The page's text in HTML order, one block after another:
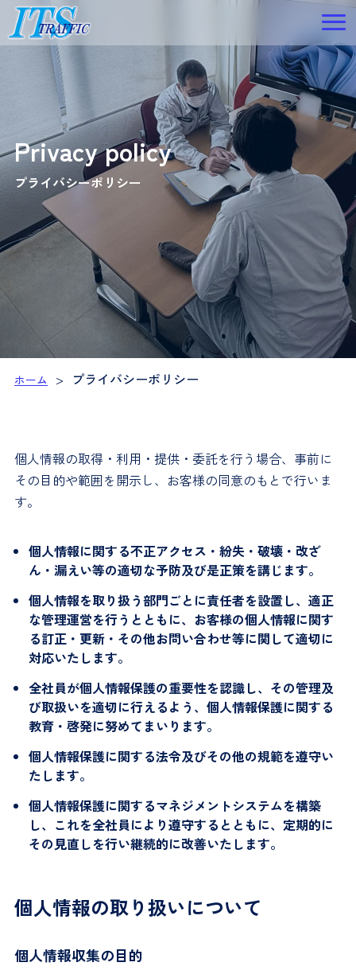
Privacy policy
プライバシーポリシー
ホーム > プライバシーポリシー
個人情報の取得・利用・提供・委託を行う場合、事前に
その目的や範囲を開示し、お客様の同意のもとで行いま
す。
個人情報に関する不正アクセス・紛失・破壊・改ざ
ん・漏えい等の適切な予防及び是正策を講じます。
個人情報を取り扱う部門ごとに責任者を設置し、適正
な管理運営を行うとともに、お客様の個人情報に関す
る訂正・更新・その他お問い合わせ等に関して適切に
対応いたします。
全社員が個人情報保護の重要性を認識し、その管理及
び取扱いを適切に行えるよう、個人情報保護に関する
教育・啓発に努めてまいります。
個人情報保護に関する法令及びその他の規範を遵守い
たします。
個人情報保護に関するマネジメントシステムを構築
し、これを全社員により遵守するとともに、定期的に
その見直しを行い継続的に改善いたします。
個人情報の取り扱いについて
個人情報収集の目的